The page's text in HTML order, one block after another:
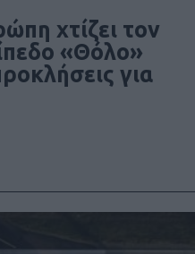
χτίζει τον
«Θόλο»
για